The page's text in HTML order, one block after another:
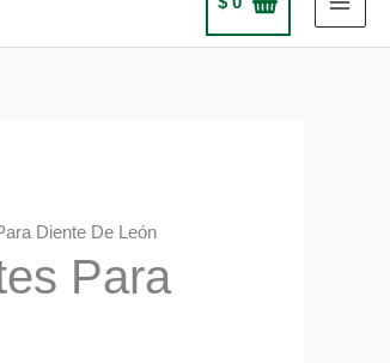
Diente De León
Para